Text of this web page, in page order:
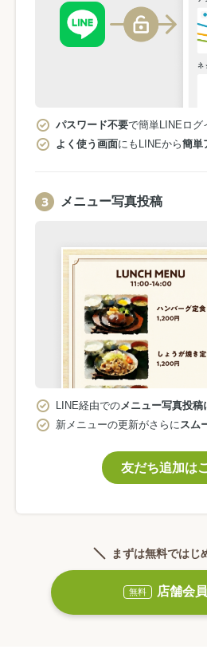
パスワード不要で簡単LINEログ
よく使う画面にもLINEから簡単
メニュー写真投稿
LINE経由での メニュー写真投稿
新メニューの更新がさらに スム
友だち追加は
まずは無料ではじ
無料 店舗会